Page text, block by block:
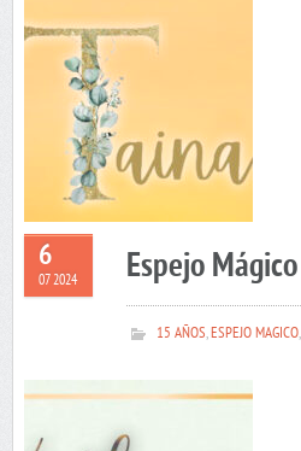
6
07 2024 Espejo
15 AÑOS,ESPEJO MAGICO,